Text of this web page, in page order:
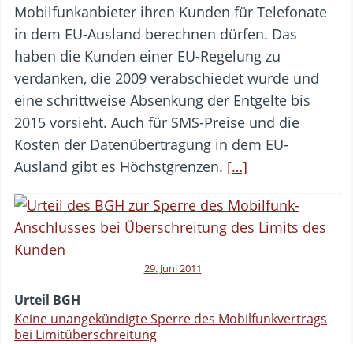
Mobilfunkanbieter ihren Kunden für Telefonate
in dem EU-Ausland berechnen dürfen. Das
haben die Kunden einer EU-Regelung zu
verdanken, die 2009 verabschiedet wurde und
eine schrittweise Absenkung der Entgelte bis
2015 vorsieht. Auch für SMS-Preise und die
Kosten der Datenübertragung in dem EU-
Ausland gibt es Höchstgrenzen. […]
29. Juni 2011
Urteil BGH
Keine unangekündigte Sperre des Mobilfunkvertrags
bei Limitüberschreitung